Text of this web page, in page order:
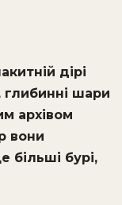
дірі
глибинні шари
архівом
вони
бурі,